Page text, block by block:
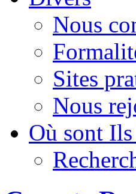
Nous
Sites
Nous
Où sont Ils